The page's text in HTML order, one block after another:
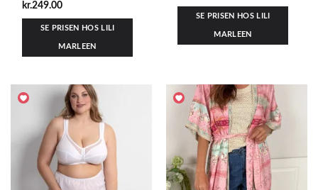
kr.249.00
SE PRISEN HOS LILI
MARLEEN
SE PRISEN HOS LILI
MARLEEN